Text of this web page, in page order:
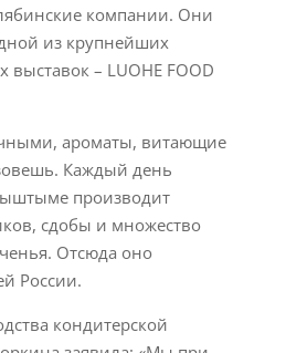
компании. Они
из крупнейших
– LUOHE FOOD
ароматы, витающие
Каждый день
производит
сдобы и множество
Отсюда оно
России.
кондитерской